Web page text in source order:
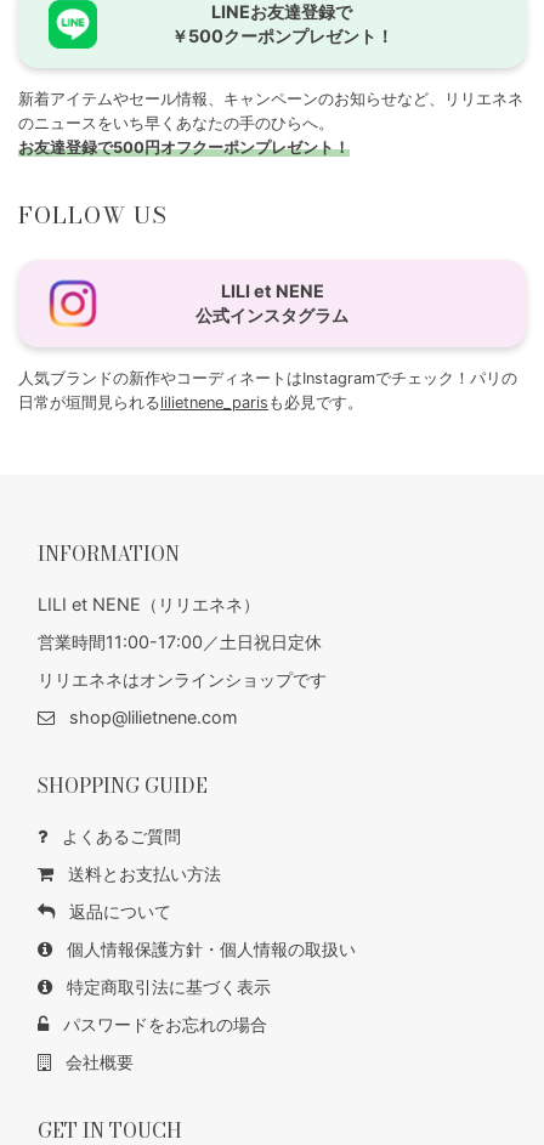
LINEお友達登録で
￥500クーポンプレゼント！
新着アイテムやセール情報、キャンペーンのお知らせなど、リリエネネ
のニュースをいち早くあなたの手のひらへ。
お友達登録で500円オフクーポンプレゼント！
FOLLOW US
LILI et NENE
公式インスタグラム
人気ブランドの新作やコーディネートはInstagramでチェック！パリの
日常が垣間見られるlilietnene_paris も必見です。
INFORMATION
LILI et NENE（リリエネネ）
営業時間11:00-17:00／土日祝日定休
リリエネネはオンラインショップです
shop@lilietnene.com
SHOPPING GUIDE
よくあるご質問
送料とお支払い方法
返品について
個人情報保護方針・個人情報の取扱い
特定商取引法に基づく表示
パスワードをお忘れの場合
会社概要
GET IN TOUCH